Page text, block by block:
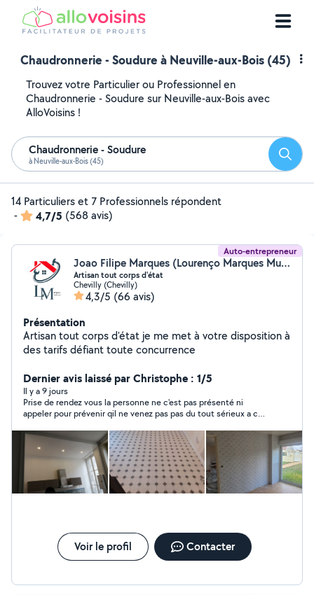
Chaudronnerie - Soudure à Neuville-aux-Bois (45)
Trouvez votre Particulier ou Professionnel en
Chaudronnerie - Soudure sur Neuville-aux-Bois avec
AlloVoisins !
Chaudronnerie - Soudure
à Neuville-aux-Bois (45)
14 Particuliers et 7 Professionnels répondent
-
4,7/5 (568 avis)
Auto-entrepreneur
Joao Filipe Marques (Lourenço Marques Multi service)
Artisan tout corps d'état
Chevilly (Chevilly)
4,3/5 (66 avis)
Présentation
Artisan tout corps d'état je me met à votre disposition à
des tarifs défiant toute concurrence
Dernier avis laissé par Christophe : 1/5
Il y a 9 jours
Prise de rendez vous la personne ne c'est pas présenté ni
appeler pour prévenir qil ne venez pas pas du tout sérieux a ce
allo voisin 👎
Voir le profil Contacter